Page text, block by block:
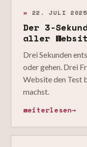
» 22. JULI 2025
Der 3-
aller
Drei Sekunden
oder gehen. Drei
Website den Test
machst.
weiterlesen→